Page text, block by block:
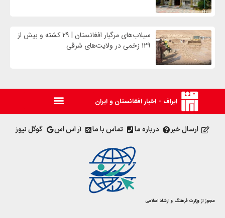
سیلاب‌های مرگبار افغانستان | ۲۹ کشته و بیش از
۱۲۹ زخمی در ولایت‌های شرقی
ایراف - اخبار افغانستان و ایران
ارسال خبر درباره ما تماس با ما آر اس اس گوگل نیوز
مجوز از وزارت فرهنگ و ارشاد اسلامی